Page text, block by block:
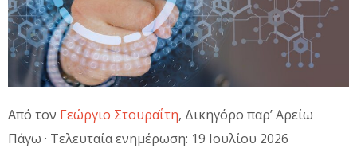
Από τον Γεώργιο Στουραΐτη, Δικηγόρο παρ’ Αρείω
Πάγω · Τελευταία ενημέρωση: 19 Ιουλίου 2026